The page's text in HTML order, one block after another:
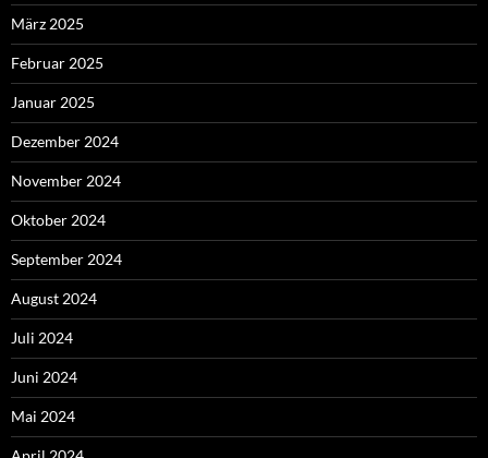
März 2025
Februar 2025
Januar 2025
Dezember 2024
November 2024
Oktober 2024
September 2024
August 2024
Juli 2024
Juni 2024
Mai 2024